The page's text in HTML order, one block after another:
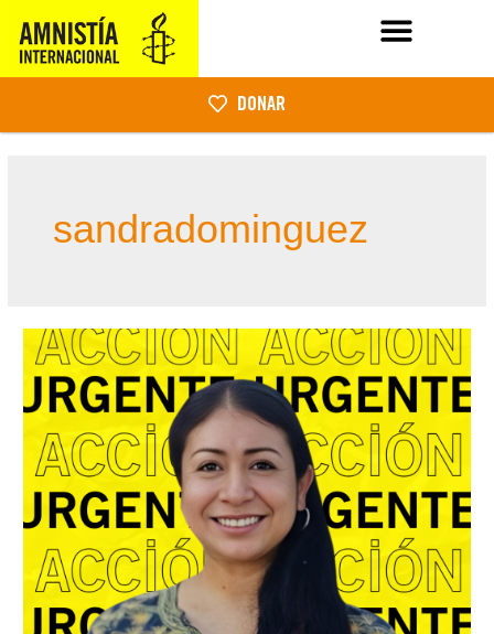
DONAR
sandradominguez